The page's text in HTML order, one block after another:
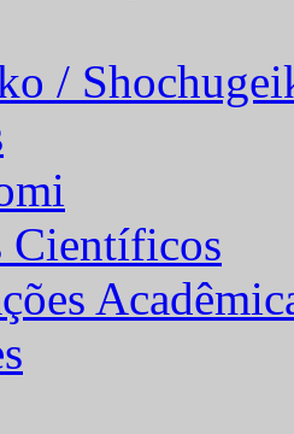
/
Científicos